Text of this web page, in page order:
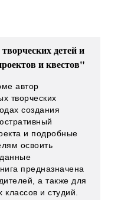
детей и
и квестов"
автор
творческих
создания
и подробные
освоить
предназначена
а также для
и студий.